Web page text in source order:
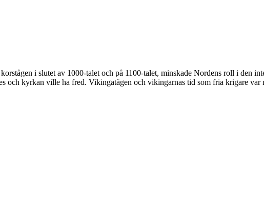
i slutet av 1000‑talet och på 1100-talet, minskade Nordens roll i den
och kyrkan ville ha fred. Vikingatågen och vikingarnas tid som fria krigare var